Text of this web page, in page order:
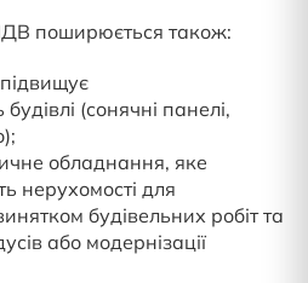
поширюється також:
(сонячні панелі,
обладнання, яке
нерухомості для
будівельних робіт та
або модернізації